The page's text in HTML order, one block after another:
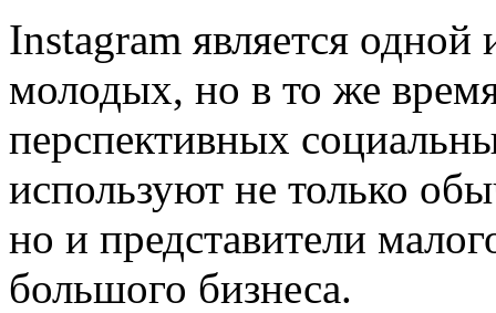
Instagram является одной
молодых, но в то же
перспективных
используют не только
но и представители
большого бизнеса.